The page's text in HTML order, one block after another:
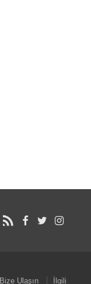
Bize Ulaşın İlgili